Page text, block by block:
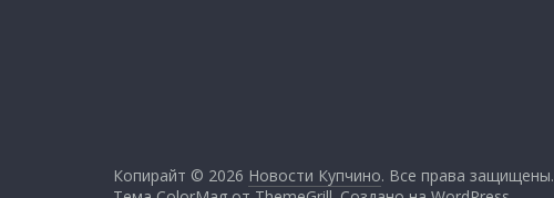
Копирайт © 2026 Новости Купчино. Все права защищены.